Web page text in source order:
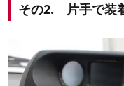
その2. 片手で装